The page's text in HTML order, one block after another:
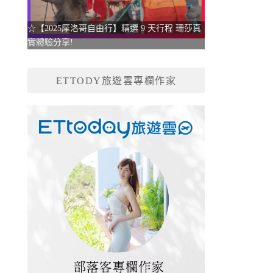
☆【2025摩洛哥自由行】精選 9 天行程 珊莎真
實體驗分享!
ETTODY旅遊雲專欄作家